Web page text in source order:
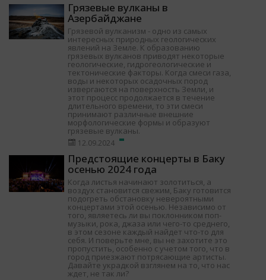
Грязевые вулканы в
Азербайджане
Грязевой вулканизм - одно из самых
интересных природных геологических
явлений на Земле. К образованию
грязевых вулканов приводят некоторые
геологические, гидрогеологические и
тектонические факторы. Когда смеси газа,
воды и некоторых осадочных пород
извергаются на поверхность Земли, и
этот процесс продолжается в течение
длительного времени, то эти смеси
принимают различные внешние
морфологические формы и образуют
грязевые вулканы.
12.09.2024
Предстоящие концерты в Баку
осенью 2024 года
Когда листья начинают золотиться, а
воздух становится свежим, Баку готовится
подогреть обстановку невероятными
концертами этой осенью. Независимо от
того, являетесь ли вы поклонником поп-
музыки, рока, джаза или чего-то среднего,
в этом сезоне каждый найдет что-то для
себя. И поверьте мне, вы не захотите это
пропустить, особенно с учетом того, что в
город приезжают потрясающие артисты.
Давайте украдкой взглянем на то, что нас
ждет, не так ли?